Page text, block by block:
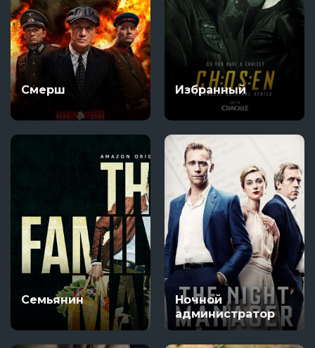
Смерш Избранный
Семьянин
Ночной
администратор